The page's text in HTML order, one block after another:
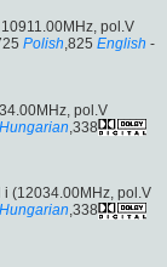
pol.V
Polish,825 English -
pol.V
Hungarian ,338
(12034.00MHz, pol.V
Hungarian,338